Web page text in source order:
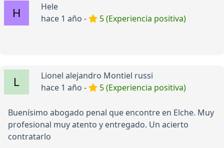
Hele
hace 1 año -
5 (Experiencia positiva)
Lionel alejandro Montiel russi
hace 1 año -
5 (Experiencia positiva)
Buenísimo abogado penal que encontre en Elche. Muy
profesional muy atento y entregado. Un acierto
contratarlo